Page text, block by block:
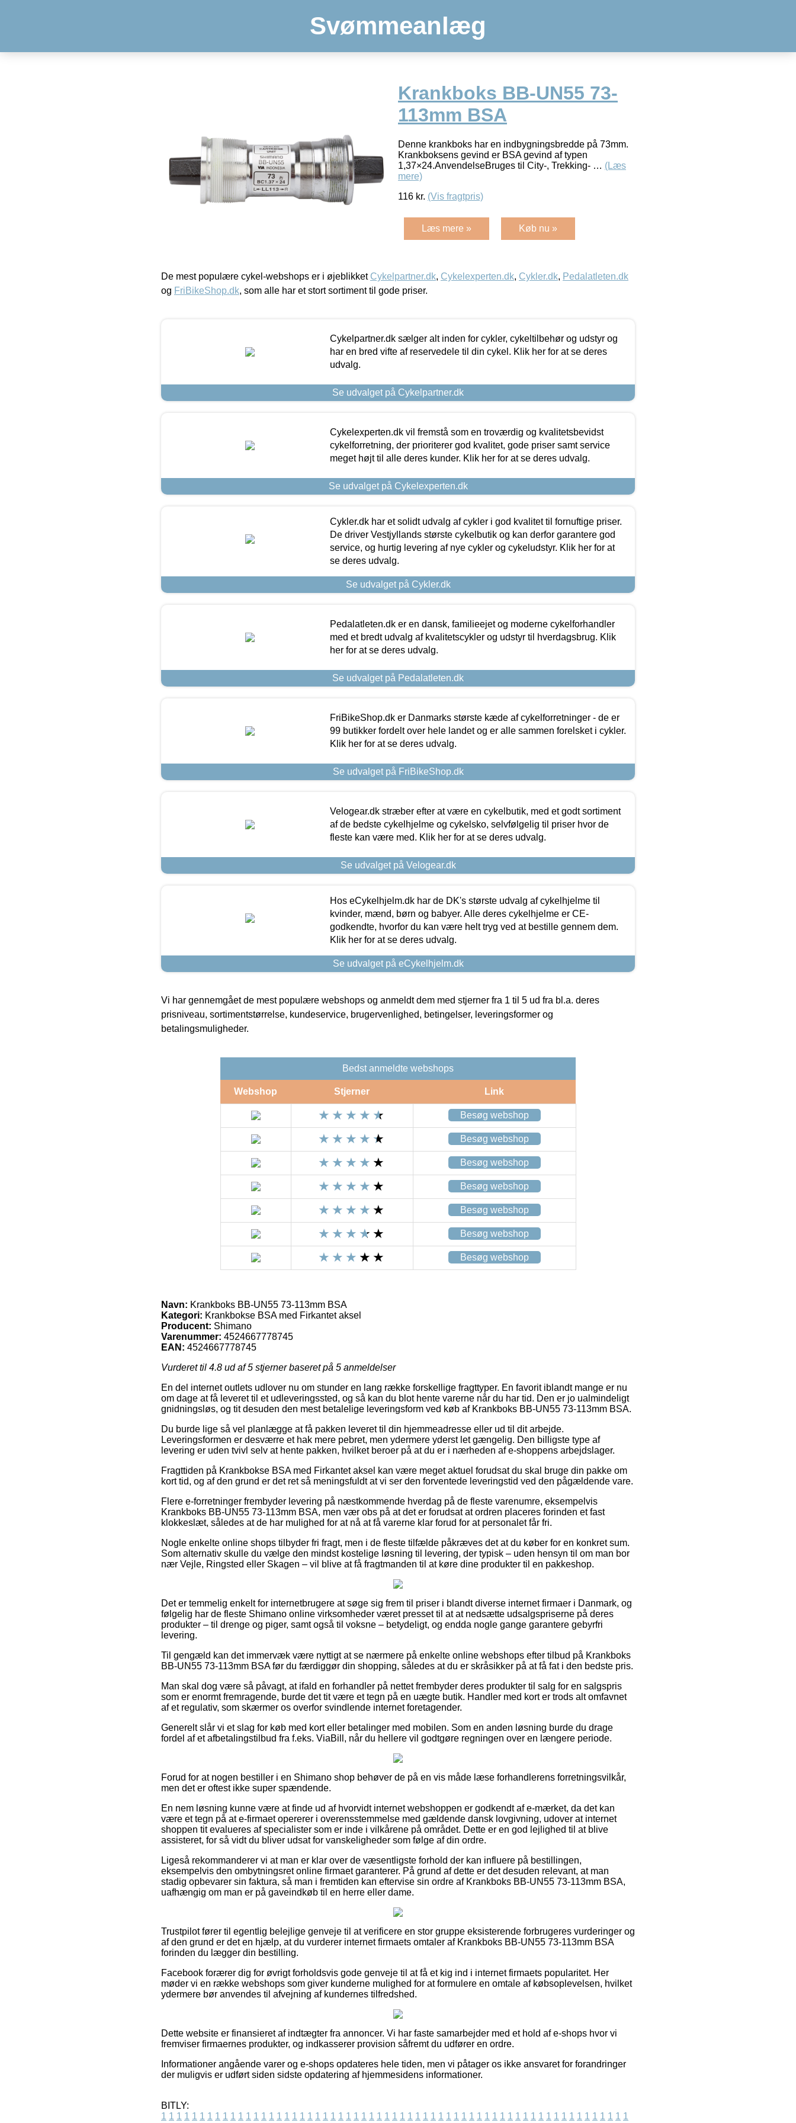
Svømmeanlæg
Krankboks BB-UN55 73-
113mm BSA
Denne krankboks har en indbygningsbredde på 73mm.
Krankboksens gevind er BSA gevind af typen
1,37×24.AnvendelseBruges til City-, Trekking- … (Læs
mere)
116 kr. (Vis fragtpris)
Læs mere » Køb nu »
De mest populære cykel-webshops er i øjeblikket Cykelpartner.dk, Cykelexperten.dk, Cykler.dk, Pedalatleten.dk
og FriBikeShop.dk, som alle har et stort sortiment til gode priser.
Cykelpartner.dk sælger alt inden for cykler, cykeltilbehør og udstyr og
har en bred vifte af reservedele til din cykel. Klik her for at se deres
udvalg.
Se udvalget på Cykelpartner.dk
Cykelexperten.dk vil fremstå som en troværdig og kvalitetsbevidst
cykelforretning, der prioriterer god kvalitet, gode priser samt service
meget højt til alle deres kunder. Klik her for at se deres udvalg.
Se udvalget på Cykelexperten.dk
Cykler.dk har et solidt udvalg af cykler i god kvalitet til fornuftige priser.
De driver Vestjyllands største cykelbutik og kan derfor garantere god
service, og hurtig levering af nye cykler og cykeludstyr. Klik her for at
se deres udvalg.
Se udvalget på Cykler.dk
Pedalatleten.dk er en dansk, familieejet og moderne cykelforhandler
med et bredt udvalg af kvalitetscykler og udstyr til hverdagsbrug. Klik
her for at se deres udvalg.
Se udvalget på Pedalatleten.dk
FriBikeShop.dk er Danmarks største kæde af cykelforretninger - de er
99 butikker fordelt over hele landet og er alle sammen forelsket i cykler.
Klik her for at se deres udvalg.
Se udvalget på FriBikeShop.dk
Velogear.dk stræber efter at være en cykelbutik, med et godt sortiment
af de bedste cykelhjelme og cykelsko, selvfølgelig til priser hvor de
fleste kan være med. Klik her for at se deres udvalg.
Se udvalget på Velogear.dk
Hos eCykelhjelm.dk har de DK's største udvalg af cykelhjelme til
kvinder, mænd, børn og babyer. Alle deres cykelhjelme er CE-
godkendte, hvorfor du kan være helt tryg ved at bestille gennem dem.
Klik her for at se deres udvalg.
Se udvalget på eCykelhjelm.dk
Vi har gennemgået de mest populære webshops og anmeldt dem med stjerner fra 1 til 5 ud fra bl.a. deres
prisniveau, sortimentstørrelse, kundeservice, brugervenlighed, betingelser, leveringsformer og
betalingsmuligheder.
Bedst anmeldte webshops
Webshop Stjerner Link
Besøg webshop
Besøg webshop
Besøg webshop
Besøg webshop
Besøg webshop
Besøg webshop
Besøg webshop
Navn: Krankboks BB-UN55 73-113mm BSA
Kategori: Krankbokse BSA med Firkantet aksel
Producent: Shimano
Varenummer: 4524667778745
EAN: 4524667778745
Vurderet til 4.8 ud af 5 stjerner baseret på 5 anmeldelser
En del internet outlets udlover nu om stunder en lang række forskellige fragttyper. En favorit iblandt mange er nu
om dage at få leveret til et udleveringssted, og så kan du blot hente varerne når du har tid. Den er jo ualmindeligt
gnidningsløs, og tit desuden den mest betalelige leveringsform ved køb af Krankboks BB-UN55 73-113mm BSA.
Du burde lige så vel planlægge at få pakken leveret til din hjemmeadresse eller ud til dit arbejde.
Leveringsformen er desværre et hak mere pebret, men ydermere yderst let gængelig. Den billigste type af
levering er uden tvivl selv at hente pakken, hvilket beroer på at du er i nærheden af e-shoppens arbejdslager.
Fragttiden på Krankbokse BSA med Firkantet aksel kan være meget aktuel forudsat du skal bruge din pakke om
kort tid, og af den grund er det ret så meningsfuldt at vi ser den forventede leveringstid ved den pågældende vare.
Flere e-forretninger frembyder levering på næstkommende hverdag på de fleste varenumre, eksempelvis
Krankboks BB-UN55 73-113mm BSA, men vær obs på at det er forudsat at ordren placeres forinden et fast
klokkeslæt, således at de har mulighed for at nå at få varerne klar forud for at personalet får fri.
Nogle enkelte online shops tilbyder fri fragt, men i de fleste tilfælde påkræves det at du køber for en konkret sum.
Som alternativ skulle du vælge den mindst kostelige løsning til levering, der typisk – uden hensyn til om man bor
nær Vejle, Ringsted eller Skagen – vil blive at få fragtmanden til at køre dine produkter til en pakkeshop.
Det er temmelig enkelt for internetbrugere at søge sig frem til priser i blandt diverse internet firmaer i Danmark, og
følgelig har de fleste Shimano online virksomheder været presset til at at nedsætte udsalgspriserne på deres
produkter – til drenge og piger, samt også til voksne – betydeligt, og endda nogle gange garantere gebyrfri
levering.
Til gengæld kan det immervæk være nyttigt at se nærmere på enkelte online webshops efter tilbud på Krankboks
BB-UN55 73-113mm BSA før du færdiggør din shopping, således at du er skråsikker på at få fat i den bedste pris.
Man skal dog være så påvagt, at ifald en forhandler på nettet frembyder deres produkter til salg for en salgspris
som er enormt fremragende, burde det tit være et tegn på en uægte butik. Handler med kort er trods alt omfavnet
af et regulativ, som skærmer os overfor svindlende internet foretagender.
Generelt slår vi et slag for køb med kort eller betalinger med mobilen. Som en anden løsning burde du drage
fordel af et afbetalingstilbud fra f.eks. ViaBill, når du hellere vil godtgøre regningen over en længere periode.
Forud for at nogen bestiller i en Shimano shop behøver de på en vis måde læse forhandlerens forretningsvilkår,
men det er oftest ikke super spændende.
En nem løsning kunne være at finde ud af hvorvidt internet webshoppen er godkendt af e-mærket, da det kan
være et tegn på at e-firmaet opererer i overensstemmelse med gældende dansk lovgivning, udover at internet
shoppen tit evalueres af specialister som er inde i vilkårene på området. Dette er en god lejlighed til at blive
assisteret, for så vidt du bliver udsat for vanskeligheder som følge af din ordre.
Ligeså rekommanderer vi at man er klar over de væsentligste forhold der kan influere på bestillingen,
eksempelvis den ombytningsret online firmaet garanterer. På grund af dette er det desuden relevant, at man
stadig opbevarer sin faktura, så man i fremtiden kan eftervise sin ordre af Krankboks BB-UN55 73-113mm BSA,
uafhængig om man er på gaveindkøb til en herre eller dame.
Trustpilot fører til egentlig belejlige genveje til at verificere en stor gruppe eksisterende forbrugeres vurderinger og
af den grund er det en hjælp, at du vurderer internet firmaets omtaler af Krankboks BB-UN55 73-113mm BSA
forinden du lægger din bestilling.
Facebook forærer dig for øvrigt forholdsvis gode genveje til at få et kig ind i internet firmaets popularitet. Her
møder vi en række webshops som giver kunderne mulighed for at formulere en omtale af købsoplevelsen, hvilket
ydermere bør anvendes til afvejning af kundernes tilfredshed.
Dette website er finansieret af indtægter fra annoncer. Vi har faste samarbejder med et hold af e-shops hvor vi
fremviser firmaernes produkter, og indkasserer provision såfremt du udfører en ordre.
Informationer angående varer og e-shops opdateres hele tiden, men vi påtager os ikke ansvaret for forandringer
der muligvis er udført siden sidste opdatering af hjemmesidens informationer.
BITLY:
1 1 1 1 1 1 1 1 1 1 1 1 1 1 1 1 1 1 1 1 1 1 1 1 1 1 1 1 1 1 1 1 1 1 1 1 1 1 1 1 1 1 1 1 1 1 1 1 1 1 1 1 1 1 1 1 1 1 1 1 1